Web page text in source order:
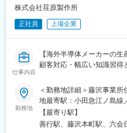
株式会社荏原製作所
正社員 上場企業
仕事内容
【海外半導体メーカーの
顧客対応・幅広い知識習得
■業務概要：
当社製の半導体製造装置
中心とした顧客に対し、
業務を担当していただきま
勤務地
＜勤務地詳細＞藤沢事業
地最寄駅：小田急江ノ島線
変更の範囲：会社の定める
【最寄り駅】
善行駅、藤沢本町駅、六会